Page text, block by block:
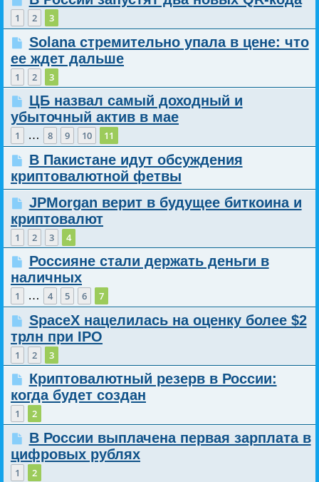
1 2 3
Solana стремительно упала в цене: что
ее ждет дальше
1 2 3
ЦБ назвал самый доходный и
убыточный актив в мае
1 … 8 9 10 11
В Пакистане идут обсуждения
криптовалютной фетвы
JPMorgan верит в будущее биткоина и
криптовалют
1 2 3 4
Россияне стали держать деньги в
наличных
1 … 4 5 6 7
SpaceX нацелилась на оценку более $2
трлн при IPO
1 2 3
Криптовалютный резерв в России:
когда будет создан
1 2
В России выплачена первая зарплата в
цифровых рублях
1 2